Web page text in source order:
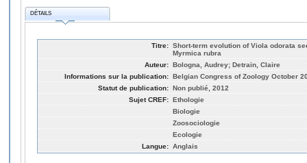
DÉTAILS
Titre: Short-term evolution of Viola odorata
Myrmica rubra
Auteur: Bologna, Audrey; Detrain, Claire
Informations sur la publication: Belgian Congress of Zoology October
Statut de publication: Non publié, 2012
Sujet CREF: Ethologie
Biologie
Zoosociologie
Ecologie
Langue: Anglais